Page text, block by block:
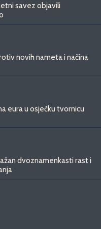
savez objavili
novih nameta i načina
eura u osječku tvornicu
dvoznamenkasti rast i